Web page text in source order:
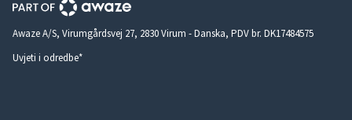
Awaze A/S, Virumgårdsvej 27, 2830 Virum - Danska, PDV br. DK17484575
Uvjeti i odredbe*